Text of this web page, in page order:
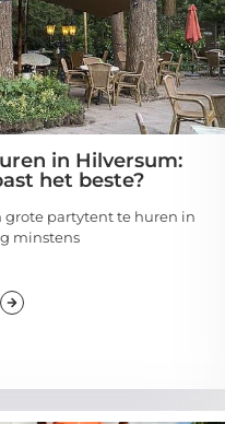
in Hilversum:
het beste?
grote partytent te huren in
minstens